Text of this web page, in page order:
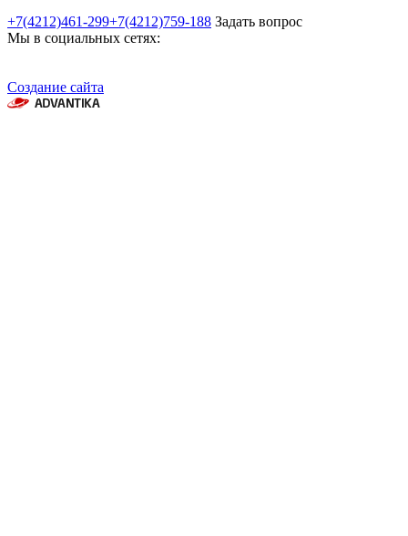
+7(4212)461-299+7(4212)759-188 Задать вопрос
Мы в социальных сетях:
Создание сайта